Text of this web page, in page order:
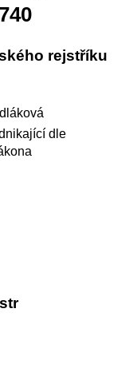
rejstříku
dle